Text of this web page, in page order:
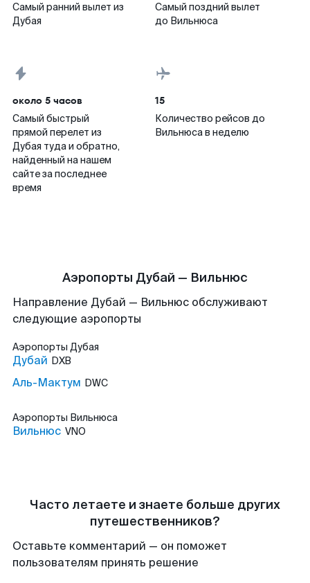
Самый ранний вылет из
Дубая
Самый поздний вылет
до Вильнюса
около 5 часов
Самый быстрый
прямой перелет из
Дубая туда и обратно,
найденный на нашем
сайте за последнее
время
15
Количество рейсов до
Вильнюса в неделю
Аэропорты Дубай — Вильнюс
Направление Дубай — Вильнюс обслуживают
следующие аэропорты
Аэропорты Дубая
Дубай DXB
Аль-Мактум DWC
Аэропорты Вильнюса
Вильнюс VNO
Часто летаете и знаете больше других
путешественников?
Оставьте комментарий — он поможет
пользователям принять решение